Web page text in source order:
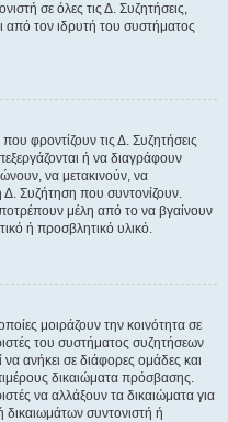
σε όλες τις Δ. Συζητήσεις,
από τον ιδρυτή του συστήματος
φροντίζουν τις Δ. Συζητήσεις
ή να διαγράφουν
να μετακινούν, να
Δ. Συζήτηση που συντονίζουν.
μέλη από το να βγαίνουν
ή προσβλητικό υλικό.
μοιράζουν την κοινότητα σε
του συστήματος συζητήσεων
ανήκει σε διάφορες ομάδες και
δικαιώματα πρόσβασης.
να αλλάξουν τα δικαιώματα για
συντονιστή ή